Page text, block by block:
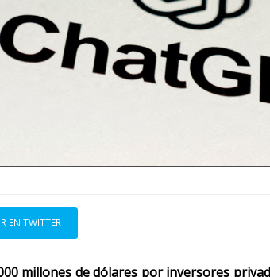
EN TWITTER
millones de dólares por inversores